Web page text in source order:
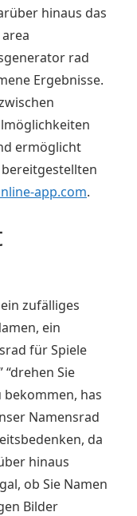
hinaus das
rad
Ergebnisse.
ermöglicht
app.com.
zufälliges
ein
für Spiele
“drehen Sie
bekommen, has
Namensrad
da
hinaus
ob Sie Namen
Bilder